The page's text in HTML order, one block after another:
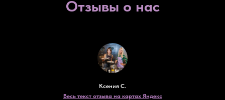
Отзывы о нас
Ксения С.
Весь текст отзыва на картах Яндекс